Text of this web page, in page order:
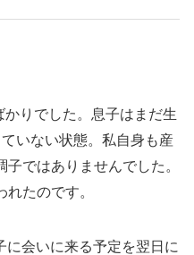
りでした。息子はまだ生
いない状態。私自身も産
ではありませんでした。
たのです。
会いに来る予定を翌日に